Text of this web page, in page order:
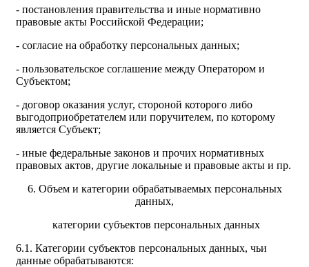
- постановления правительства и иные нормативно
правовые акты Российской Федерации;
- согласие на обработку персональных данных;
- пользовательское соглашение между Оператором и
Субъектом;
- договор оказания услуг, стороной которого либо
выгодоприобретателем или поручителем, по которому
является Субъект;
- иные федеральные законов и прочих нормативных
правовых актов, другие локальные и правовые акты и пр.
6. Объем и категории обрабатываемых персональных
данных,
категории субъектов персональных данных
6.1. Категории субъектов персональных данных, чьи
данные обрабатываются: